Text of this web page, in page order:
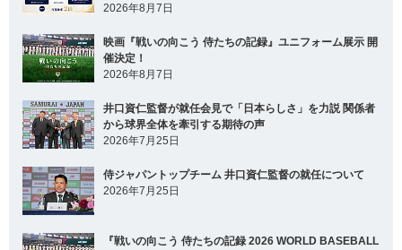
2026年8月7日
映画『戦いの向こう 侍たちの記録』ユニフォーム展示 開
催決定！
2026年8月7日
井口資仁監督が就任会見で「日本らしさ」を力説 関係者
から球界全体を牽引する期待の声
2026年7月25日
侍ジャパントップチーム 井口資仁監督の就任について
2026年7月25日
『戦いの向こう 侍たちの記録 2026 WORLD BASEBALL